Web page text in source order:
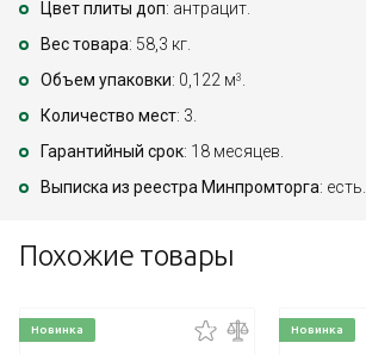
Цвет плиты доп: антрацит.
Вес товара: 58,3 кг.
Объем упаковки: 0,122 м3 .
Количество мест: 3.
Гарантийный срок: 18 месяцев.
Выписка из реестра Минпромторга: есть.
Похожие товары
Новинка Новинка